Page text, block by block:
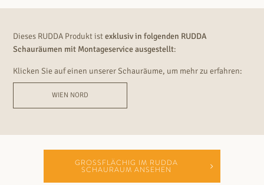
Dieses RUDDA Produkt istexklusiv in folgenden RUDDA
Schauräumen mit Montageservice ausgestellt:
Klicken Sie auf einen unserer Schauräume, um mehr zu erfahren:
WIEN NORD
GROSSFLÄCHIG IM RUDDA S
CHAURAUM ANSEHEN